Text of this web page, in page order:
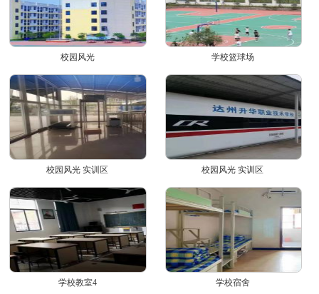
校园风光 学校篮球场
校园风光 实训区 校园风光 实训区
学校教室4 学校宿舍